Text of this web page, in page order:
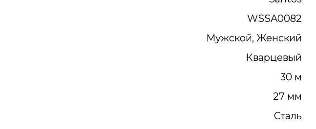
WSSA0082
Мужской, Женский
Кварцевый
30 м
27 мм
Сталь